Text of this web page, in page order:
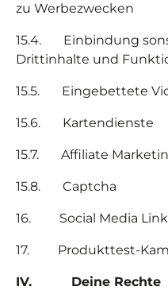
zu Werbezwecken
15.4. Einbindung
Drittinhalte und
15.5. Eingebettete
15.6. Kartendienste
15.7. Affiliate
15.8. Captcha
16. Social Media
17. Produkttest-
IV. Deine Rechte